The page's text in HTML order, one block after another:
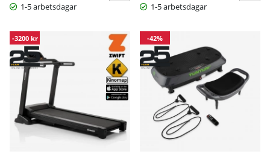
1-5 arbetsdagar
1-5 arbetsdagar
-3200 kr -42%